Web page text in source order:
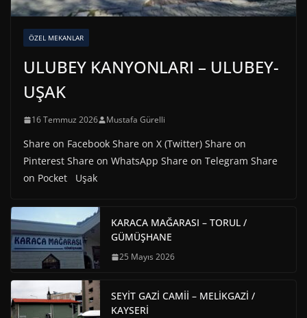
ÖZEL MEKANLAR
ULUBEY KANYONLARI – ULUBEY-
UŞAK
16 Temmuz 2026 Mustafa Gürelli
Share on Facebook Share on X (Twitter) Share on
Pinterest Share on WhatsApp Share on Telegram Share
on Pocket Uşak
KARACA MAĞARASI – TORUL /
GÜMÜŞHANE
25 Mayıs 2026
SEYİT GAZİ CAMİİ – MELİKGAZİ /
KAYSERİ